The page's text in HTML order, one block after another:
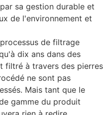
sa gestion durable et
de l'environnement et
de filtrage
dix ans dans des
filtré à travers des pierres
ne sont pas
Mais tant que le
gamme du produit